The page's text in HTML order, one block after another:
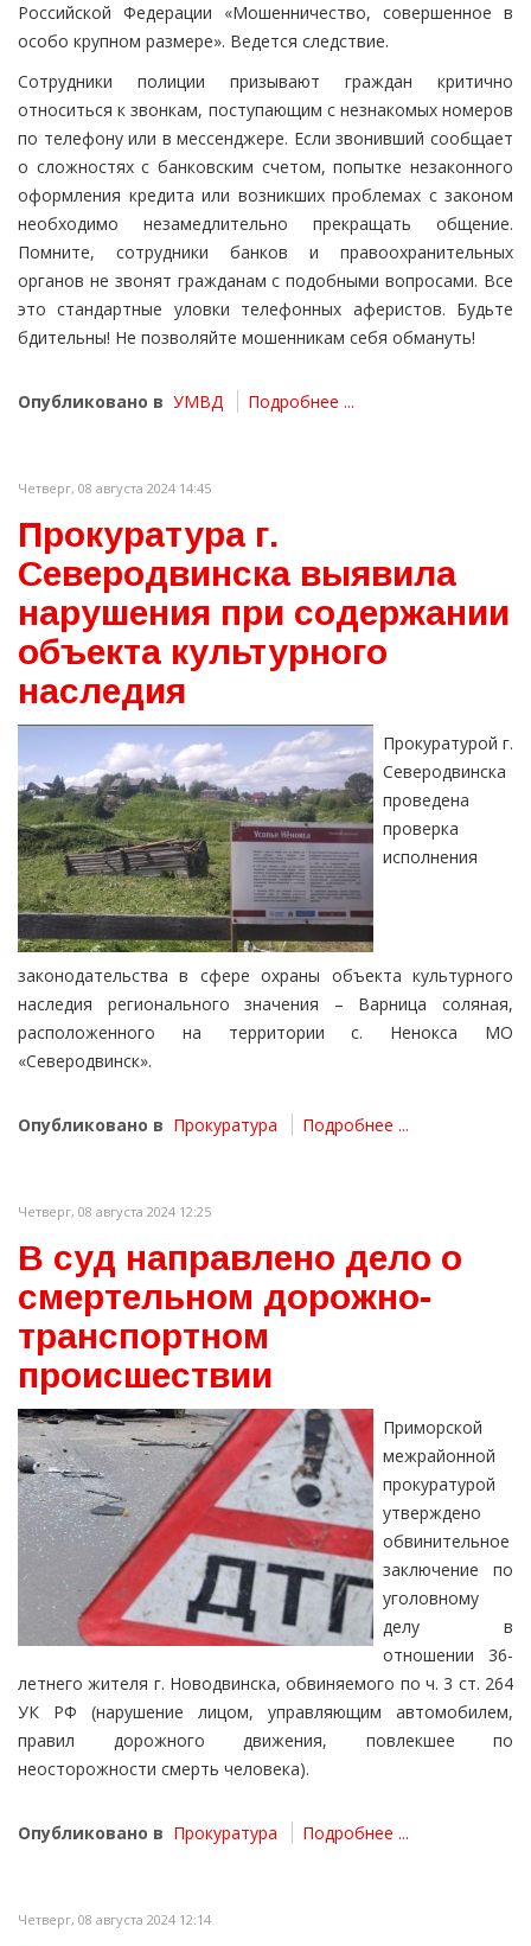
Российской Федерации «Мошенничество, совершенное в
особо крупном размере». Ведется следствие.
Сотрудники полиции призывают граждан критично
относиться к звонкам, поступающим с незнакомых номеров
по телефону или в мессенджере. Если звонивший сообщает
о сложностях с банковским счетом, попытке незаконного
оформления кредита или возникших проблемах с законом
необходимо незамедлительно прекращать общение.
Помните, сотрудники банков и правоохранительных
органов не звонят гражданам с подобными вопросами. Все
это стандартные уловки телефонных аферистов. Будьте
бдительны! Не позволяйте мошенникам себя обмануть!
Опубликовано в УМВД Подробнее ...
Четверг, 08 августа 2024 14:45
Прокуратура г.
Северодвинска выявила
нарушения при содержании
объекта культурного
наследия
Прокуратурой г.
Северодвинска
проведена
проверка
исполнения
законодательства в сфере охраны объекта культурного
наследия регионального значения – Варница соляная,
расположенного на территории с. Ненокса МО
«Северодвинск».
Опубликовано в Прокуратура Подробнее ...
Четверг, 08 августа 2024 12:25
В суд направлено дело о
смертельном дорожно-
транспортном
происшествии
Приморской
межрайонной
прокуратурой
утверждено
обвинительное
заключение по
уголовному
делу в
отношении 36-
летнего жителя г. Новодвинска, обвиняемого по ч. 3 ст. 264
УК РФ (нарушение лицом, управляющим автомобилем,
правил дорожного движения, повлекшее по
неосторожности смерть человека).
Опубликовано в Прокуратура Подробнее ...
Четверг, 08 августа 2024 12:14